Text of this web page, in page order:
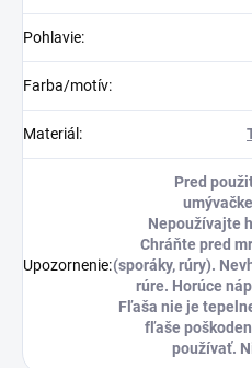
Pohlavie:
Farba/motív:
Materiál :
Upozornenie:
Pred
Nepoužívajte
Chráňte pred
(sporáky, rúry).
rúre. Horúce
Fľaša nie je
fľaše
používať.